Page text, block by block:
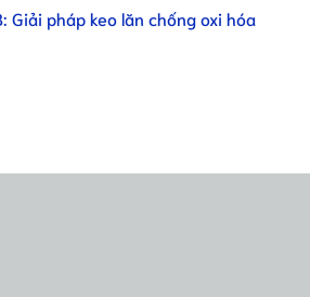
Giải pháp keo lăn chống oxi hóa